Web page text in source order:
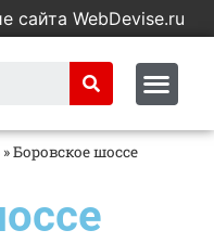
сайта WebDevise.ru
»Боровское шоссе